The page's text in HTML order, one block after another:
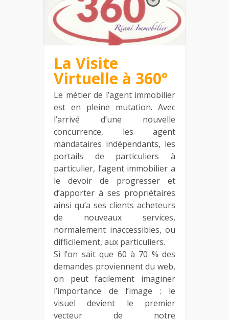
La Visite
Virtuelle à 360°
Le métier de l’agent immobilier
est en pleine mutation. Avec
l’arrivé d’une nouvelle
concurrence, les agent
mandataires indépendants, les
portails de particuliers à
particulier, l’agent immobilier a
le devoir de progresser et
d’apporter à ses propriétaires
ainsi qu’a ses clients acheteurs
de nouveaux services,
normalement inaccessibles, ou
difficilement, aux particuliers.
Si l’on sait que 60 à 70 % des
demandes proviennent du web,
on peut facilement imaginer
l’importance de l’image : le
visuel devient le premier
vecteur de notre